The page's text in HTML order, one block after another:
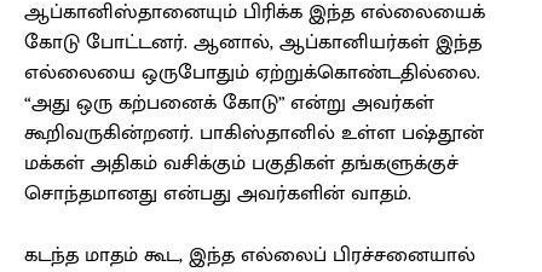
ஆப்கானிஸ்தானையும் பிரிக்க இந்த எல்லையைக்
கோடு போட்டனர். ஆனால், ஆப்கானியர்கள் இந்த
எல்லையை ஒருபோதும் ஏற்றுக்கொண்டதில்லை.
“அது ஒரு கற்பனைக் கோடு” என்று அவர்கள்
கூறிவருகின்றனர். பாகிஸ்தானில் உள்ள பஷ்தூன்
மக்கள் அதிகம் வசிக்கும் பகுதிகள் தங்களுக்குச்
சொந்தமானது என்பது அவர்களின் வாதம்.
கடந்த மாதம் கூட, இந்த எல்லைப் பிரச்சனையால்